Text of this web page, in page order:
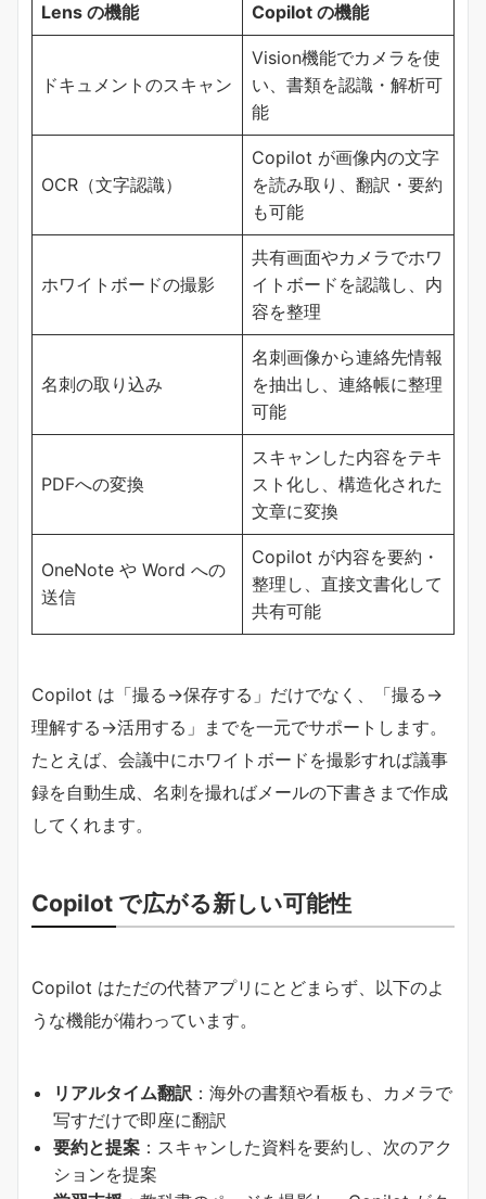
Lens の機能 Copilot の機能
ドキュメントのスキャン
Vision機能でカメラを使
い、書類を認識・解析可
能
OCR（文字認識）
Copilot が画像内の文字
を読み取り、翻訳・要約
も可能
ホワイトボードの撮影
共有画面やカメラでホワ
イトボードを認識し、内
容を整理
名刺の取り込み
名刺画像から連絡先情報
を抽出し、連絡帳に整理
可能
PDFへの変換
スキャンした内容をテキ
スト化し、構造化された
文章に変換
OneNote や Word への
送信
Copilot が内容を要約・
整理し、直接文書化して
共有可能
Copilot は「撮る→保存する」だけでなく、「撮る→
理解する→活用する」までを一元でサポートします。
たとえば、会議中にホワイトボードを撮影すれば議事
録を自動生成、名刺を撮ればメールの下書きまで作成
してくれます。
Copilot で広がる新しい可能性
Copilot はただの代替アプリにとどまらず、以下のよ
うな機能が備わっています。
リアルタイム翻訳 ：海外の書類や看板も、カメラで
写すだけで即座に翻訳
要約と提案 ：スキャンした資料を要約し、次のアク
ションを提案